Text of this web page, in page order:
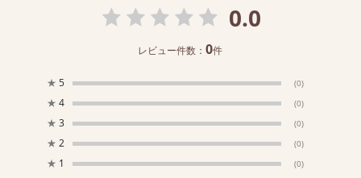
0.0
レビュー件数：0件
★ 5 (0)
★ 4 (0)
★ 3 (0)
★ 2 (0)
★ 1 (0)